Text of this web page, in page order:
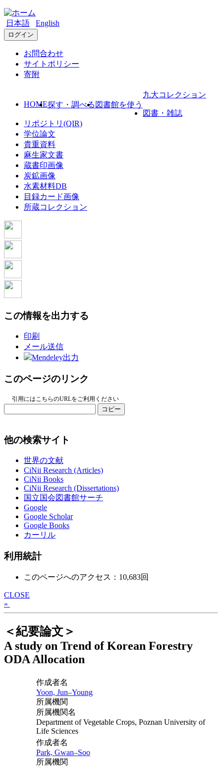
日本語 English
ログイン
お問合わせ
サイトポリシー
寄附
HOME探す・調べる 図書館を使う
九大コレクション
図書・雑誌
リポジトリ(QIR)
学位論文
貴重資料
麻生家文書
蔵書印画像
炭鉱画像
水素材料DB
目録カード画像
所蔵コレクション
この情報を出力する
印刷
メール送信
Mendeley出力
このページのリンク
引用にはこちらのURLをご利用ください
コピー
他の検索サイト
世界の文献
CiNii Research (Articles)
CiNii Books
CiNii Research (Dissertations)
国立国会図書館サーチ
Google
Google Scholar
Google Books
カーリル
利用統計
このページへのアクセス：10,683回
CLOSE
»
＜紀要論文＞
A study on Trend of Korean Forestry
ODA Allocation
作成者名
Yoon, Jun–Young
所属機関
所属機関名
Department of Vegetable Crops, Poznan University of
Life Sciences
作成者名
Park, Gwan–Soo
所属機関